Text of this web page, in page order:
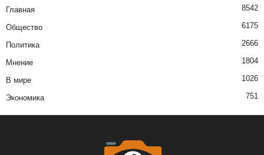
Главная 8542
Общество 6175
Политика 2666
Мнение 1804
В мире 1026
Экономика 751